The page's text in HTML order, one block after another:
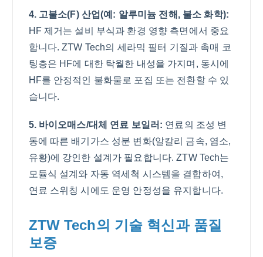
4. 고불소(F) 산업(예: 알루미늄 전해, 불소 화학):
HF 제거는 설비 부식과 환경 영향 측면에서 중요
합니다. ZTW Tech의 세라믹 필터 기질과 촉매 코
팅층은 HF에 대한 탁월한 내성을 가지며, 동시에
HF를 안정적인 불화물로 포집 또는 전환할 수 있
습니다.
5. 바이오매스/대체 연료 보일러: 연료의 조성 변
동에 따른 배기가스 성분 변화(알칼리 금속, 염소,
유황)에 강인한 설계가 필요합니다. ZTW Tech는
모듈식 설계와 자동 역세척 시스템을 결합하여,
연료 스위칭 시에도 운영 안정성을 유지합니다.
ZTW Tech의 기술 혁신과 품질
보증